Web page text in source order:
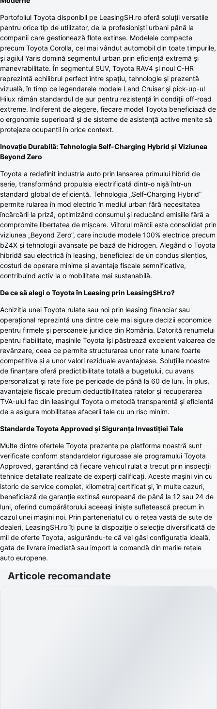
Portofoliul Toyota disponibil pe LeasingSH.ro oferă soluții versatile
pentru orice tip de utilizator, de la profesioniști urbani până la
companii care gestionează flote extinse. Modelele compacte
precum Toyota Corolla, cel mai vândut automobil din toate timpurile,
și agilul Yaris domină segmentul urban prin eficiență extremă și
manevrabilitate. În segmentul SUV, Toyota RAV4 și noul C-HR
reprezintă echilibrul perfect între spațiu, tehnologie și prezență
vizuală, în timp ce legendarele modele Land Cruiser și pick-up-ul
Hilux rămân standardul de aur pentru rezistență în condiții off-road
extreme. Indiferent de alegere, fiecare model Toyota beneficiază de
o ergonomie superioară și de sisteme de asistență active menite să
protejeze ocupanții în orice context.
Inovație Durabilă: Tehnologia Self-Charging Hybrid și Viziunea
Beyond Zero
Toyota a redefinit industria auto prin lansarea primului hibrid de
serie, transformând propulsia electrificată dintr-o nișă într-un
standard global de eficiență. Tehnologia „Self-Charging Hybrid”
permite rularea în mod electric în mediul urban fără necesitatea
încărcării la priză, optimizând consumul și reducând emisiile fără a
compromite libertatea de mișcare. Viitorul mărcii este consolidat prin
viziunea „Beyond Zero”, care include modele 100% electrice precum
bZ4X și tehnologii avansate pe bază de hidrogen. Alegând o Toyota
hibridă sau electrică în leasing, beneficiezi de un condus silențios,
costuri de operare minime și avantaje fiscale semnificative,
contribuind activ la o mobilitate mai sustenabilă.
De ce să alegi o Toyota în Leasing prin LeasingSH.ro?
Achiziția unei Toyota rulate sau noi prin leasing financiar sau
operațional reprezintă una dintre cele mai sigure decizii economice
pentru firmele și persoanele juridice din România. Datorită renumelui
pentru fiabilitate, mașinile Toyota își păstrează excelent valoarea de
revânzare, ceea ce permite structurarea unor rate lunare foarte
competitive și a unor valori reziduale avantajoase. Soluțiile noastre
de finanțare oferă predictibilitate totală a bugetului, cu avans
personalizat și rate fixe pe perioade de până la 60 de luni. În plus,
avantajele fiscale precum deductibilitatea ratelor și recuperarea
TVA-ului fac din leasingul Toyota o metodă transparentă și eficientă
de a asigura mobilitatea afacerii tale cu un risc minim.
Standarde Toyota Approved și Siguranța Investiției Tale
Multe dintre ofertele Toyota prezente pe platforma noastră sunt
verificate conform standardelor riguroase ale programului Toyota
Approved, garantând că fiecare vehicul rulat a trecut prin inspecții
tehnice detaliate realizate de experți calificați. Aceste mașini vin cu
istoric de service complet, kilometraj certificat și, în multe cazuri,
beneficiază de garanție extinsă europeană de până la 12 sau 24 de
luni, oferind cumpărătorului aceeași liniște sufletească precum în
cazul unei mașini noi. Prin parteneriatul cu o rețea vastă de sute de
dealeri, LeasingSH.ro îți pune la dispoziție o selecție diversificată de
mii de oferte Toyota, asigurându-te că vei găsi configurația ideală,
gata de livrare imediată sau import la comandă din marile rețele
auto europene.
Articole recomandate